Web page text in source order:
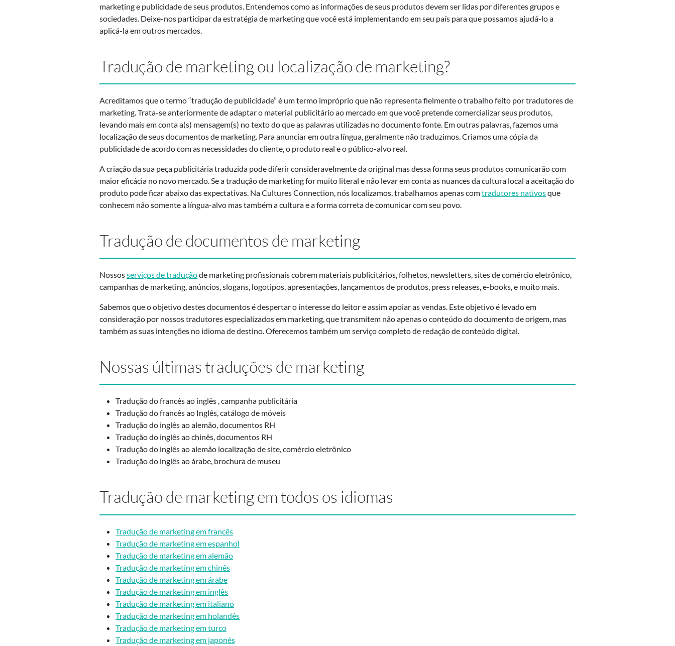
marketing e publicidade de seus produtos. Entendemos como as informações de seus produtos devem ser lidas por diferentes grupos e
sociedades. Deixe-nos participar da estratégia de marketing que você está implementando em seu país para que possamos ajudá-lo a
aplicá-la em outros mercados.
Tradução de marketing ou localização de marketing?
Acreditamos que o termo “tradução de publicidade” é um termo impróprio que não representa fielmente o trabalho feito por tradutores de
marketing. Trata-se anteriormente de adaptar o material publicitário ao mercado em que você pretende comercializar seus produtos,
levando mais em conta a(s) mensagem(s) no texto do que as palavras utilizadas no documento fonte. Em outras palavras, fazemos uma
localização de seus documentos de marketing. Para anunciar em outra língua, geralmente não traduzimos. Criamos uma cópia da
publicidade de acordo com as necessidades do cliente, o produto real e o público-alvo real.
A criação da sua peça publicitária traduzida pode diferir consideravelmente da original mas dessa forma seus produtos comunicarão com
maior eficácia no novo mercado. Se a tradução de marketing for muito literal e não levar em conta as nuances da cultura local a aceitação do
produto pode ficar abaixo das expectativas. Na Cultures Connection, nós localizamos, trabalhamos apenas comtradutores nativosque
conhecem não somente a língua-alvo mas também a cultura e a forma correta de comunicar com seu povo.
Tradução de documentos de marketing
Nossosserviços de traduçãode marketing profissionais cobrem materiais publicitários, folhetos, newsletters, sites de comércio eletrônico,
campanhas de marketing, anúncios, slogans, logotipos, apresentações, lançamentos de produtos, press releases, e-books, e muito mais.
Sabemos que o objetivo destes documentos é despertar o interesse do leitor e assim apoiar as vendas. Este objetivo é levado em
consideração por nossos tradutores especializados em marketing, que transmitem não apenas o conteúdo do documento de origem, mas
também as suas intenções no idioma de destino. Oferecemos também um serviço completo de redação de conteúdo digital.
Nossas últimas traduções de marketing
Tradução do francês ao inglês , campanha publicitária
Tradução do francês ao Inglês, catálogo de móveis
Tradução do inglês ao alemão, documentos RH
Tradução do inglês ao chinês, documentos RH
Tradução do inglês ao alemão localização de site, comércio eletrônico
Tradução do inglês ao árabe, brochura de museu
Tradução de marketing em todos os idiomas
Tradução de marketing em francês
Tradução de marketing em espanhol
Tradução de marketing em alemão
Tradução de marketing em chinês
Tradução de marketing em árabe
Tradução de marketing em inglês
Tradução de marketing em italiano
Tradução de marketing em holandês
Tradução de marketing em turco
Tradução de marketing em japonês